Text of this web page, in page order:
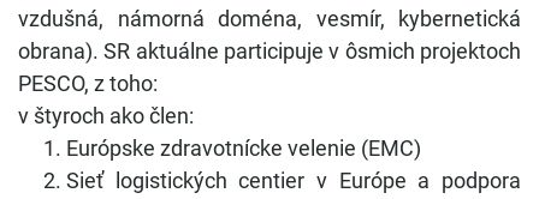
vzdušná, námorná doména, vesmír, kybernetická
obrana). SR aktuálne participuje v ôsmich projektoch
PESCO, z toho:
v štyroch ako člen:
Európske zdravotnícke velenie (EMC)
Sieť logistických centier v Európe a podpora